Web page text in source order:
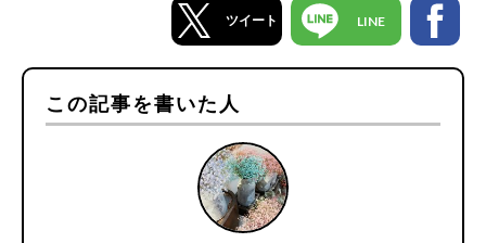
ツイート LINE
この記事を書いた人